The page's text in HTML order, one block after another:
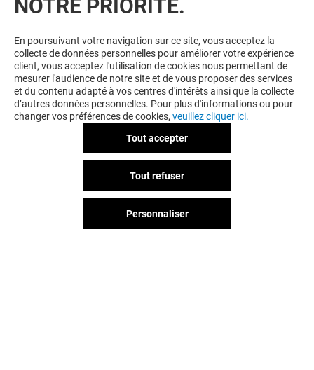
magasins participants.
NOTRE PRIORITÉ.
En poursuivant votre navigation sur ce site, vous acceptez la
collecte de données personnelles pour améliorer votre expérience
client, vous acceptez l'utilisation de cookies nous permettant de
mesurer l'audience de notre site et de vous proposer des services
et du contenu adapté à vos centres d'intérêts ainsi que la collecte
d’autres données personnelles. Pour plus d'informations ou pour
changer vos préférences de cookies, veuillez cliquer ici.
Tout accepter
Tout refuser
Personnaliser